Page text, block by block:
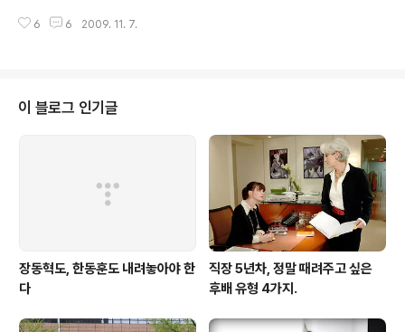
없다고 꿈까지 포기한 것은 아냐!" - 메리대구 공방전 서울
들.ㅠㅠ 국회의사당 3층에 있는 커피가게에는 그동안 볼
아 놓은 것처럼, 홍시의 맛 그대로입니다. (그럼 홍시 사먹
지 왜 쥬스로 마시냐구요? 손에 안 묻잖아요~^^) 홍시의
효능 홍시는 심폐를 부드럽게 하고 갈증을 없애주며 폐위
와 심열을 낮게 하고 열독과 주독을 풀어주며 토혈을 그치
게 한다... 음식의 소화를 돕고 얼굴의 기미를 없애고 1년 이
상 숙성·발효시킨 감식초..
6 6 2009. 11. 7.
이 블로그 인기글
장동혁도, 한동훈도 내려놓아야 한
다
직장 5년차, 정말 때려주고 싶은
후배 유형 4가지.